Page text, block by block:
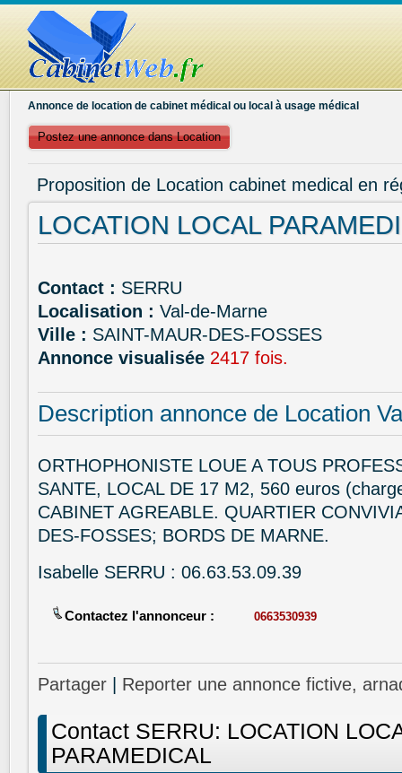
Annonce de location de cabinet médical ou local à usage médical
Postez une annonce dans Location
Proposition de Location cabinet medical en
LOCATION LOCAL
Contact : SERRU
Localisation : Val-de-Marne
Ville : SAINT-MAUR-DES-FOSSES
Annonce visualisée 2417 fois.
Description annonce de Location
ORTHOPHONISTE LOUE A TOUS
SANTE, LOCAL DE 17 M2, 560 euros
CABINET AGREABLE. QUARTIER
DES-FOSSES; BORDS DE MARNE.
Isabelle SERRU : 06.63.53.09.39
Contactez l'annonceur : 0663530939
Partager Reporter une annonce fictive,
Contact SERRU: LOCATION
PARAMEDICAL